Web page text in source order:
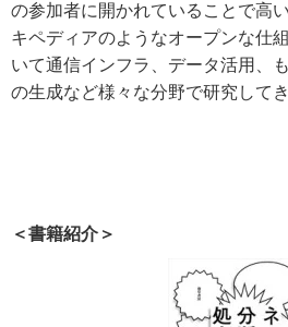
の参加者に開かれていることで高
キペディアのようなオープンな仕
いて通信インフラ、データ活用、
の生成など様々な分野で研究してき
＜書籍紹介＞